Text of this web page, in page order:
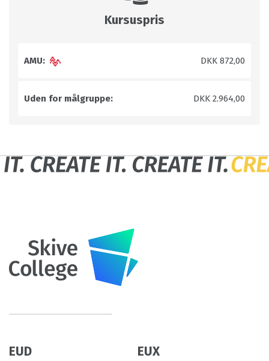
Kursuspris
AMU: DKK 872,00
Uden for målgruppe: DKK 2.964,00
EUD EUX